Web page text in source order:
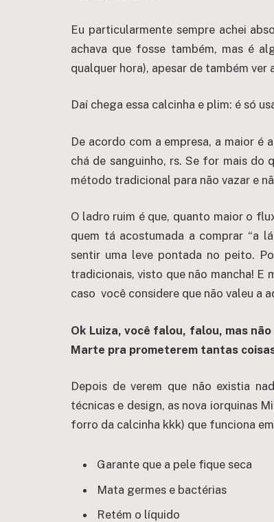
Eu particularmente sempre achei
achava que fosse também, mas é
qualquer hora), apesar de também ver
Daí chega essa calcinha e plim: é só
De acordo com a empresa, a maior é
chá de sanguinho, rs. Se for mais do
método tradicional para não vazar e
O ladro ruim é que, quanto maior o
quem tá acostumada a comprar “a
sentir uma leve pontada no peito.
tradicionais, visto que não mancha! E
caso você considere que não valeu a
Ok Luiza, você falou, falou, mas
Marte pra prometerem tantas
Depois de verem que não existia
técnicas e design, as nova iorquinas
forro da calcinha kkk) que funciona
Garante que a pele fique seca
Mata germes e bactérias
Retém o líquido